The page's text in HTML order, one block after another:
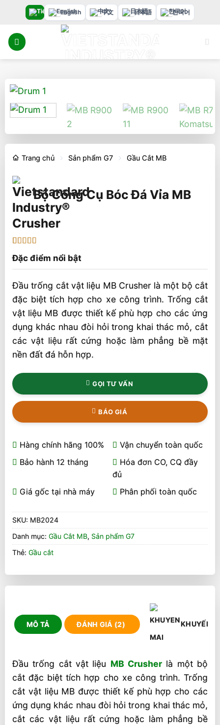
nội
dung
English 中文 日本語 한국어
Trang chủ Sản phẩm G7 Gầu Cắt MB
Bộ Công Cụ Bóc Đá Vỉa MB
Crusher
trên 5 dựa
trênđánh
giá
Đặc điểm nổi bật
Đầu trống cắt vật liệu MB Crusher là một bộ cắt
đặc biệt tích hợp cho xe công trình. Trống cắt
vật liệu MB được thiết kế phù hợp cho các ứng
dụng khác nhau đòi hỏi trong khai thác mỏ, cắt
các vật liệu rất cứng hoặc làm phẳng bề mặt
nền đất đá hỗn hợp.
GỌI TƯ VẤN
BÁO GIÁ
Hàng chính hãng 100%
Vận chuyển toàn quốc
Bảo hành 12 tháng
Hóa đơn CO, CQ đầy
đủ
Giá gốc tại nhà máy
Phân phối toàn quốc
SKU: MB2024
Danh mục: Gầu Cắt MB, Sản phẩm G7
Thẻ: Gầu cắt
MÔ TẢ ĐÁNH GIÁ (2) KHUYẾN
Đầu trống cắt vật liệu MB Crusher là một bộ
cắt đặc biệt tích hợp cho xe công trình. Trống
cắt vật liệu MB được thiết kế phù hợp cho các
ứng dụng khác nhau đòi hỏi trong khai thác mỏ,
cắt các vật liệu rất cứng hoặc làm phẳng bề